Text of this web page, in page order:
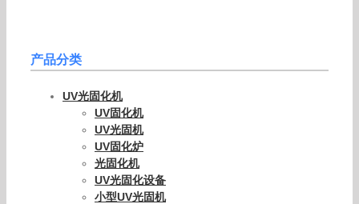
产品分类
UV光固化机
UV固化机
UV光固机
UV固化炉
光固化机
UV光固化设备
小型UV光固机